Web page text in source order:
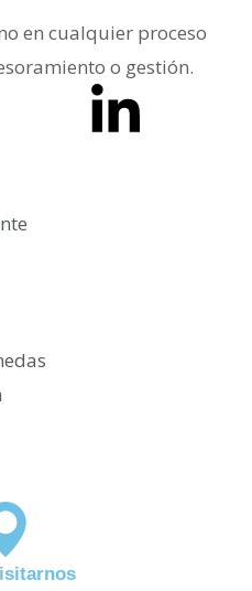
en cualquier proceso
o gestión.